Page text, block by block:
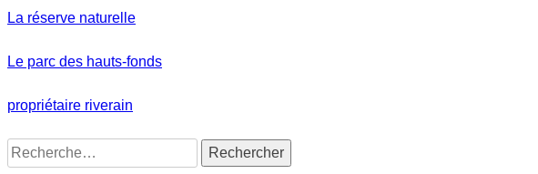
Skip
content
La réserve naturelle
Le parc des hauts-fonds
propriétaire riverain
Rechercher :